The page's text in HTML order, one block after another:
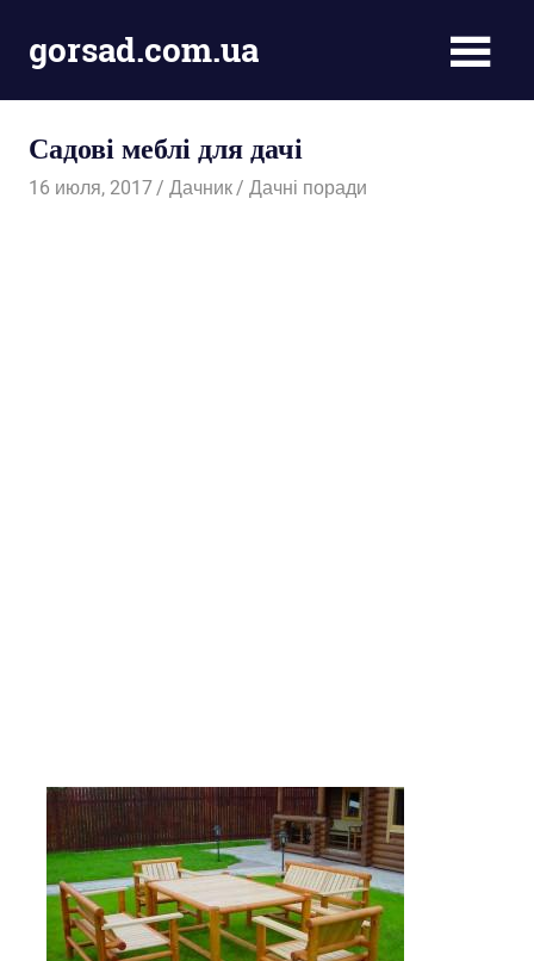
перейти
к
содержимому
gorsad.com.ua
і
город
Садові меблі для дачі
16 июля, 2017 Дачник Дачні поради